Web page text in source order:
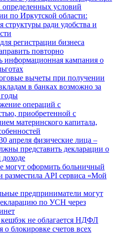
условий
по Иркутской области:
структуры ради удобства и
регистрации бизнеса
повторно
информационная кампания о
вычеты при получении
в банках возможно за
годы
операций с
приобретенной с
материнского капитала,
апреля физические лица –
представить декларации о
могут оформить больничный
API сервиса «Мой
предприниматели могут
по УСН через
не облагается НДФЛ
блокировке счетов всех